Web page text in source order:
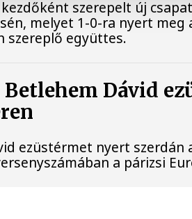
szerepelt új
melyet 1-0-ra nyert
szereplő együttes.
Betlehem Dávid
ezüstérmet nyert szerdán
a párizsi